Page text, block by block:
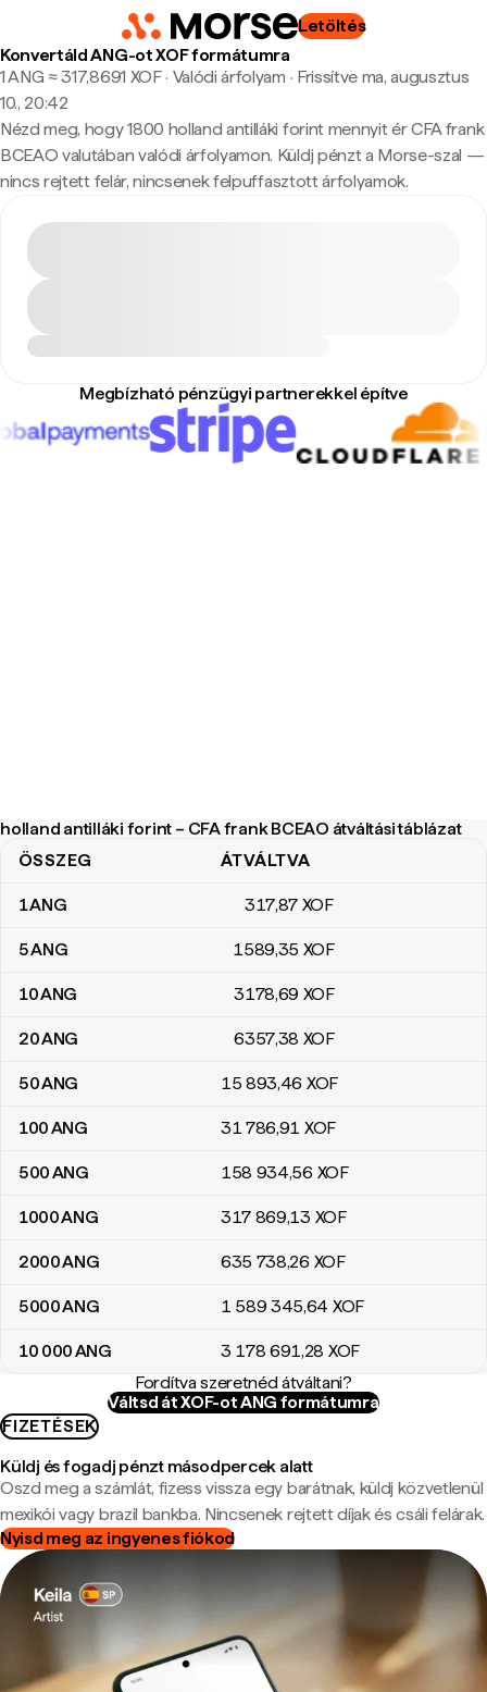
Letöltés
Konvertáld ANG-ot XOF formátumra
1 ANG ≈ 317,8691 XOF · Valódi árfolyam · Frissítve ma, augusztus
10., 20:42
Nézd meg, hogy 1800 holland antilláki forint mennyit ér CFA frank
BCEAO valutában valódi árfolyamon. Küldj pénzt a Morse-szal —
nincs rejtett felár, nincsenek felpuffasztott árfolyamok.
Megbízható pénzügyi partnerekkel építve
holland antilláki forint – CFA frank BCEAO átváltási táblázat
holland antilláki forint – CFA frank BCEAO átváltási táblázat
ÖSSZEG ÁTVÁLTVA
1ANG 317,87 XOF
5ANG 1589,35 XOF
10ANG 3178,69 XOF
20ANG 6357,38 XOF
50ANG 15 893,46 XOF
100ANG 31 786,91 XOF
500ANG 158 934,56 XOF
1000ANG 317 869,13 XOF
2000ANG 635 738,26 XOF
5000ANG 1 589 345,64 XOF
10 000ANG 3 178 691,28 XOF
Fordítva szeretnéd átváltani?
Váltsd át XOF-ot ANG formátumra
FIZETÉSEK
Küldj és fogadj pénzt másodpercek alatt
Oszd meg a számlát, fizess vissza egy barátnak, küldj közvetlenül
mexikói vagy brazil bankba. Nincsenek rejtett díjak és csáli felárak.
Nyisd meg az ingyenes fiókod